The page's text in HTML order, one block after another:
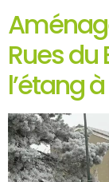
Rues du
l’étang